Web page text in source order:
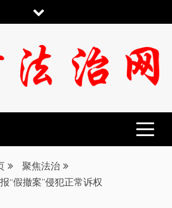
聚焦法治
“假撤案”侵犯正常诉权